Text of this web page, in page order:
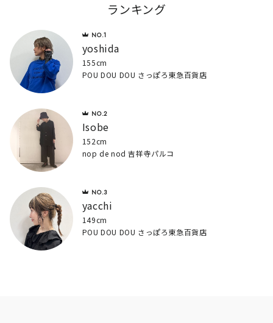
ランキング
yoshida
155cm
POU DOU DOU さっぽろ東急百貨店
Isobe
152cm
nop de nod 吉祥寺パルコ
yacchi
149cm
POU DOU DOU さっぽろ東急百貨店